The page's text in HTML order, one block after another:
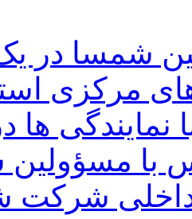
شمسا در
مرکزی
نمایندگی ها
با
شرکت